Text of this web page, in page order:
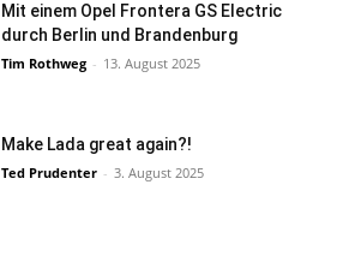
Mit einem Opel Frontera GS Electric
durch Berlin und Brandenburg
Tim Rothweg - 13. August 2025
Make Lada great again?!
Ted Prudenter - 3. August 2025